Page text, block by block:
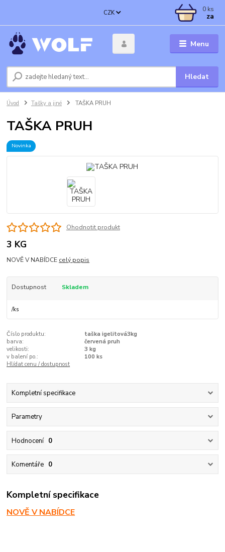
Menu
CZK
Hledat
0 ks
za
Úvod Tašky a jiné TAŠKA PRUH
TAŠKA PRUH
Novinka
Ohodnotit produkt
3 KG
NOVĚ V NABÍDCE celý popis
Dostupnost Skladem
/ks
Číslo produktu:
taška igelitová3kg
barva:
červená pruh
velikosti:
3 kg
v balení po.:
100 ks
Hlídat cenu / dostupnost
Kompletní specifikace
Parametry
Hodnocení 0
Komentáře 0
Kompletní specifikace
NOVĚ V NABÍDCE